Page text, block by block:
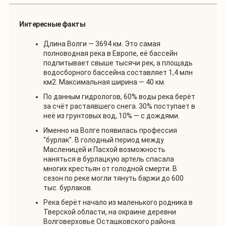
Интересные факты
Длина Волги — 3694 км. Это самая
полноводная река в Европе, её бассейн
подпитывает свыше тысячи рек, а площадь
водосборного бассейна составляет 1,4 млн
км2. Максимальная ширина — 40 км.
По данным гидрологов, 60% воды река берёт
за счёт растаявшего снега. 30% поступает в
неё из грунтовых вод, 10% — с дождями.
Именно на Волге появилась профессия
"бурлак". В голодный период между
Масленицей и Пасхой возможность
наняться в бурлацкую артель спасала
многих крестьян от голодной смерти. В
сезон по реке могли тянуть баржи до 600
тыс. бурлаков.
Река берёт начало из маленького родника в
Тверской области, на окраине деревни
Волговерховье Осташковского района.